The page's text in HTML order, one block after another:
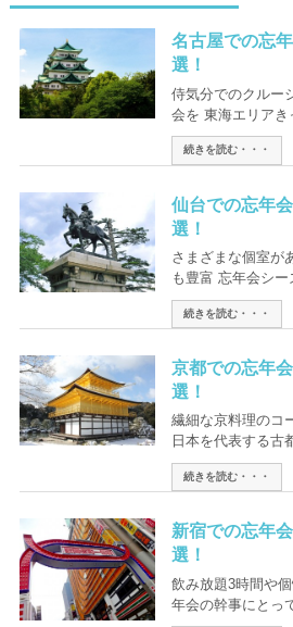
名古屋での忘
選！
侍気分でのクルー
会を 東海エリア
続きを読む・・・
仙台での忘年
選！
さまざまな個室が
も豊富 忘年会シ
続きを読む・・・
京都での忘年
選！
繊細な京料理のコ
日本を代表する古
続きを読む・・・
新宿での忘年
選！
飲み放題3時間や
年会の幹事にとっ